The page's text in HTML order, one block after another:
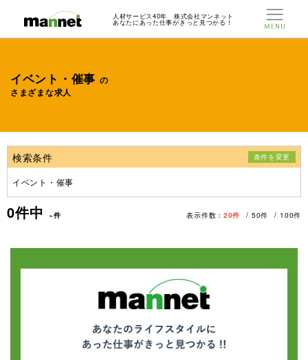
人材サービス40年 株式会社マンネット
あなたにあった仕事がきっと見つかる！
イベント・催事 の
さまざまな求人
検索条件 条件を変更
イベント・催事
0件中 ~件 表示件数： 20件 50件 100件